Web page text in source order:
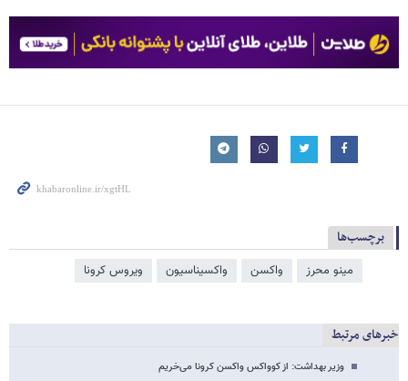
برچسب‌ها
مینو محرز واکسن واکسیناسیون ویروس کرونا
خبرهای مرتبط
وزیر بهداشت: از کوواکس واکسن کرونا می‌خریم